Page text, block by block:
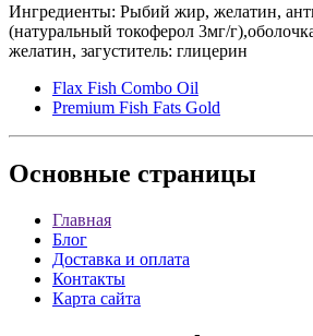
Ингредиенты: Рыбий жир, желатин,
(натуральный токоферол 3мг/
желатин, загуститель: глицерин
Flax Fish Combo Oil
Premium Fish Fats Gold
Основные страницы
Главная
Блог
Доставка и оплата
Контакты
Карта сайта